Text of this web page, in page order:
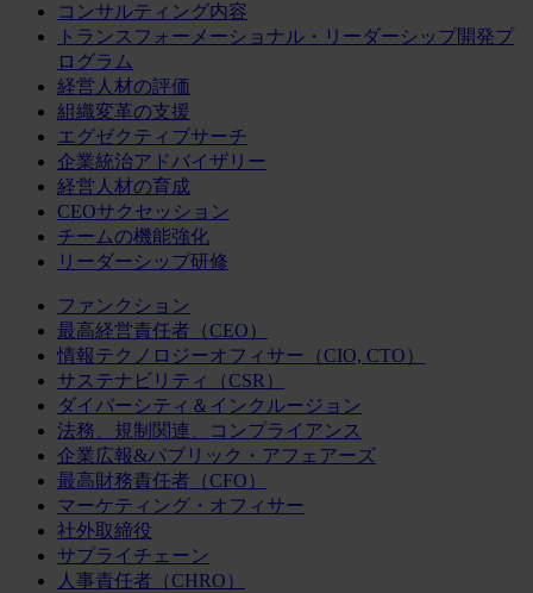
コンサルティング内容
トランスフォーメーショナル・リーダーシップ開発プ
ログラム
経営人材の評価
組織変革の支援
エグゼクティブサーチ
企業統治アドバイザリー
経営人材の育成
CEOサクセッション
チームの機能強化
リーダーシップ研修
ファンクション
最高経営責任者（CEO）
情報テクノロジーオフィサー（CIO, CTO）
サステナビリティ（CSR）
ダイバーシティ＆インクルージョン
法務、規制関連、コンプライアンス
企業広報&パブリック・アフェアーズ
最高財務責任者（CFO）
マーケティング・オフィサー
社外取締役
サプライチェーン
人事責任者（CHRO）